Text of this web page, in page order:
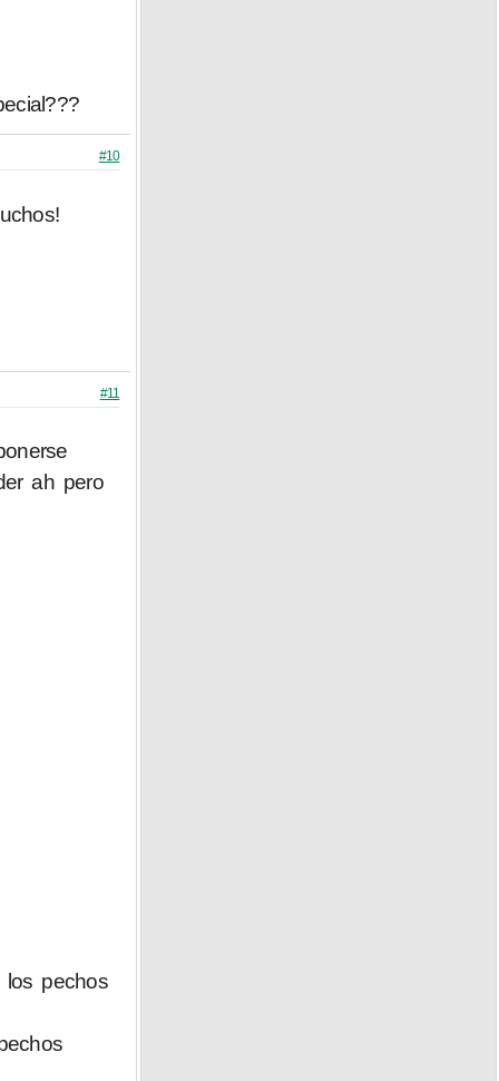
#10
#11
ah pero
los pechos